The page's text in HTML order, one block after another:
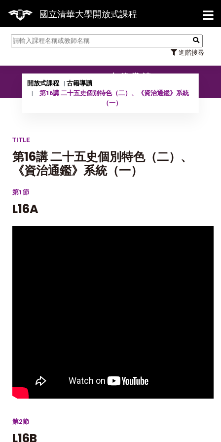
國立清華大學開放式課程
進階搜尋
【7/31】114學年度第2學
10502 古籍導讀
開放式課程
古籍導讀
第16講 二十五史個別特色（二）、《資治通鑑》系統
（一）
TITLE
第16講 二十五史個別特色（二）、
《資治通鑑》系統（一）
第1節
L16A
第2節
L16B